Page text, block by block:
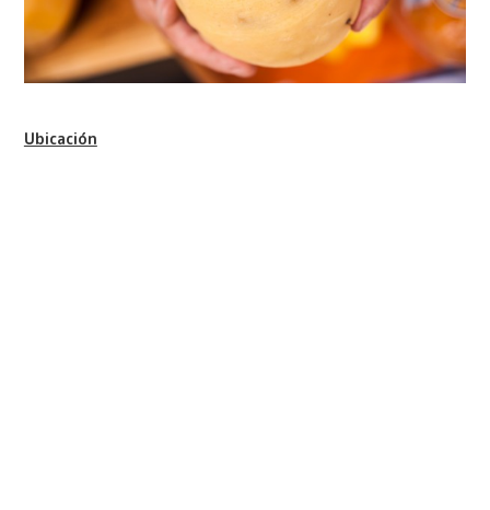
Ubicación